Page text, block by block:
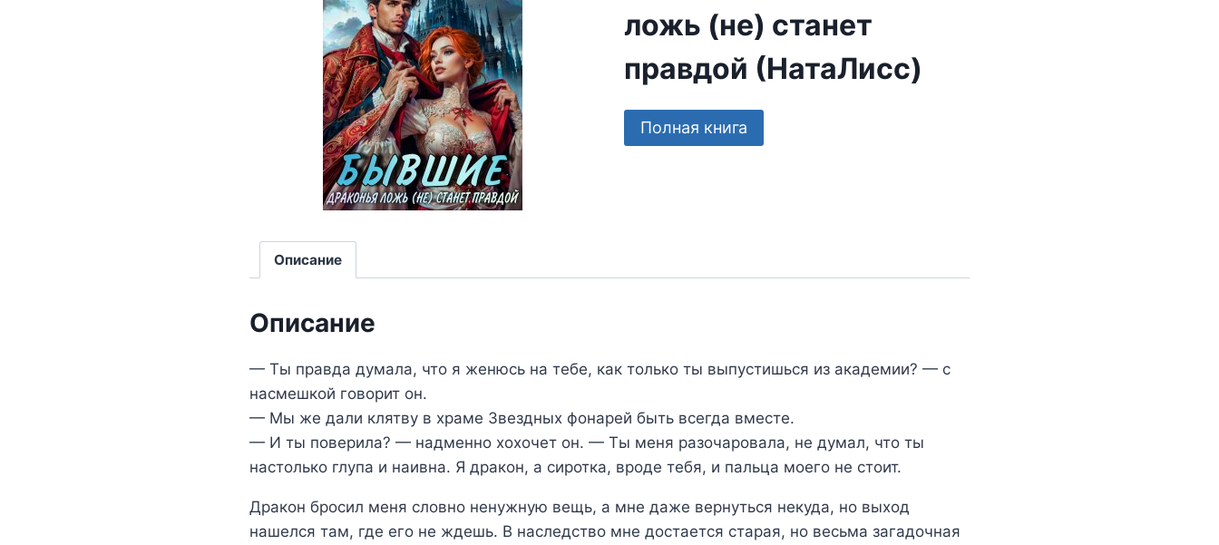
ложь (не) станет
правдой (НатаЛисс)
Полная книга
Описание
Описание
— Ты правда думала, что я женюсь на тебе, как только ты выпустишься из академии? — с
насмешкой говорит он.
— Мы же дали клятву в храме Звездных фонарей быть всегда вместе.
— И ты поверила? — надменно хохочет он. — Ты меня разочаровала, не думал, что ты
настолько глупа и наивна. Я дракон, а сиротка, вроде тебя, и пальца моего не стоит.
Дракон бросил меня словно ненужную вещь, а мне даже вернуться некуда, но выход
нашелся там, где его не ждешь. В наследство мне достается старая, но весьма загадочная